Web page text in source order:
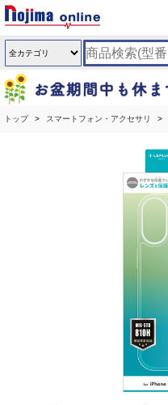
トップ スマートフォン・アクセサリ